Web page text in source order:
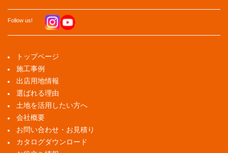
Follow us!
トップページ
施工事例
出店用地情報
選ばれる理由
土地を活用したい方へ
会社概要
お問い合わせ・お見積り
カタログダウンロード